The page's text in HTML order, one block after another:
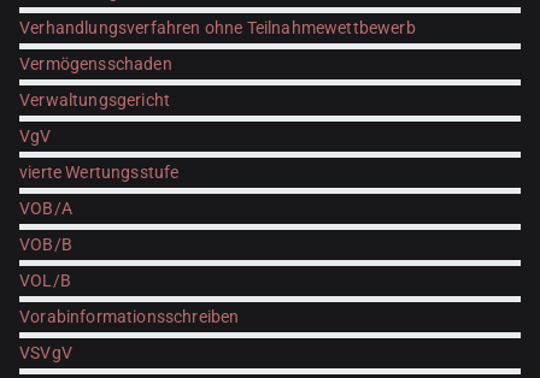
Verhandlungsverfahren ohne Teilnahmewettbewerb
Vermögensschaden
Verwaltungsgericht
VgV
vierte Wertungsstufe
VOB/A
VOB/B
VOL/B
Vorabinformationsschreiben
VSVgV